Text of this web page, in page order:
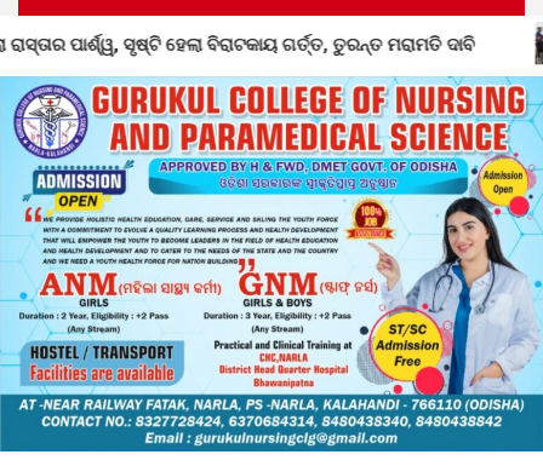
ପାର୍ଶ୍ୱ, ସୃଷ୍ଟି ହେଲା ବିରାଟକାୟ ଗର୍ତ୍ତ, ତୁରନ୍ତ ମରାମତି ଦାବି